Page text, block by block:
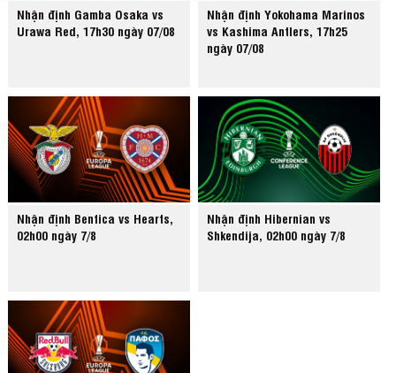
Nhận định Gamba Osaka vs
Urawa Red, 17h30 ngày 07/08
Nhận định Yokohama Marinos
vs Kashima Antlers, 17h25
ngày 07/08
Nhận định Benfica vs Hearts,
02h00 ngày 7/8
Nhận định Hibernian vs
Shkendija, 02h00 ngày 7/8